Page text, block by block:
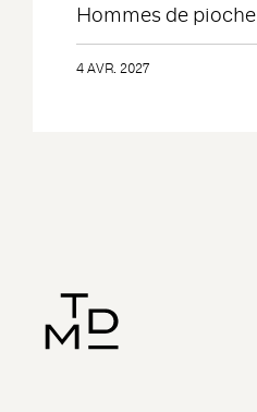
Hommes de pioche
4 AVR. 2027